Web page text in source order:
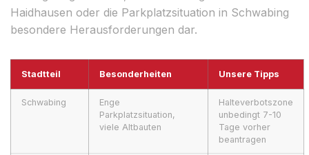
Haidhausen oder die Parkplatzsituation in Schwabing
besondere Herausforderungen dar.
Stadtteil Besonderheiten Unsere Tipps
Schwabing
Enge
Parkplatzsituation,
viele Altbauten
Halteverbotszone
unbedingt 7-10
Tage vorher
beantragen